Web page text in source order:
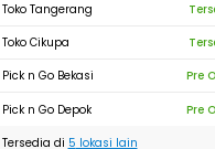
Toko Tangerang
Toko Cikupa
Pick n Go Bekasi
Pre
Pick n Go Depok
Pre
Tersedia di 5 lokasi lain